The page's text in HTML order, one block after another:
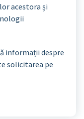
acestora și
informații despre
solicitarea pe